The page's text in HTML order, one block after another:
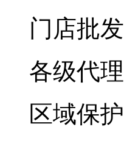
门店批发
各级代理
区域保护